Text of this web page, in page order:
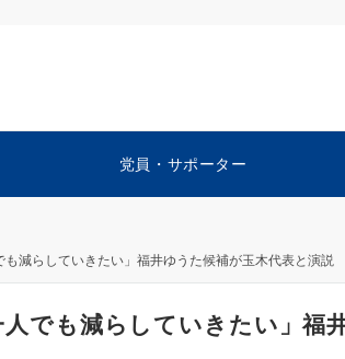
党員・サポーター
減らしていきたい」福井ゆうた候補が玉木代表と演説
でも減らしていきたい」福